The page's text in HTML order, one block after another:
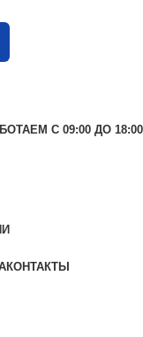
С 09:00 ДО 18:00
КОНТАКТЫ